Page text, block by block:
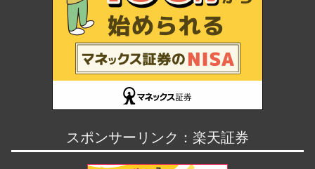
スポンサーリンク：楽天証券